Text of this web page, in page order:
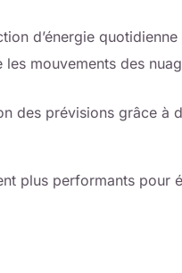
d’énergie
mouvements des
des prévisions grâce à
plus performants pour